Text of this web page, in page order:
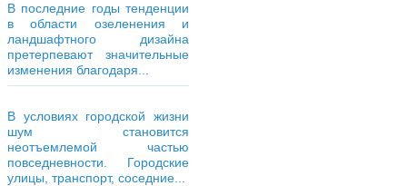
В последние годы тенденции
в области озеленения и
ландшафтного дизайна
претерпевают значительные
изменения благодаря...
В условиях городской жизни
шум становится
неотъемлемой частью
повседневности. Городские
улицы, транспорт, соседние...